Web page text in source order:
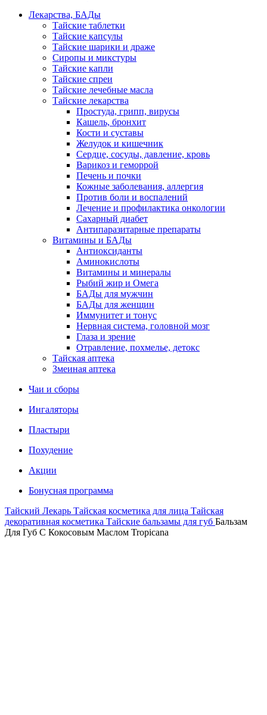
Лекарства, БАДы
Тайские таблетки
Тайские капсулы
Тайские шарики и драже
Сиропы и микстуры
Тайские капли
Тайские спреи
Тайские лечебные масла
Тайские лекарства
Простуда, грипп, вирусы
Кашель, бронхит
Кости и суставы
Желудок и кишечник
Сердце, сосуды, давление, кровь
Варикоз и геморрой
Печень и почки
Кожные заболевания, аллергия
Против боли и воспалений
Лечение и профилактика онкологии
Сахарный диабет
Антипаразитарные препараты
Витамины и БАДы
Антиоксиданты
Аминокислоты
Витамины и минералы
Рыбий жир и Омега
БАДы для мужчин
БАДы для женщин
Иммунитет и тонус
Нервная система, головной мозг
Глаза и зрение
Отравление, похмелье, детокс
Тайская аптека
Змеиная аптека
Чаи и сборы
Ингаляторы
Пластыри
Похудение
Акции
Бонусная программа
Тайский Лекарь Тайская косметика для лица Тайская
декоративная косметика Тайские бальзамы для губ Бальзам
Для Губ С Кокосовым Маслом Tropicana